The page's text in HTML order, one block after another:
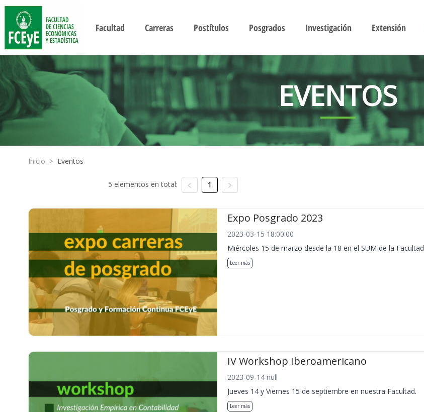
Facultad Carreras Postítulos Posgrados Investigación Extensión
EVENTOS
Inicio > Eventos
5 elementos en total: 1
Expo Posgrado 2023
2023-03-15 18:00:00
Miércoles 15 de marzo desde la 18 en el SUM de la Facultad
Leer más
IV Workshop Iberoamericano
2023-09-14 null
Jueves 14 y Viernes 15 de septiembre en nuestra Facultad.
Leer más